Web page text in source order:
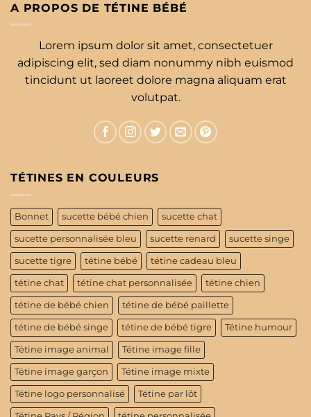
A PROPOS DE TÉTINE BÉBÉ
Lorem ipsum dolor sit amet, consectetuer
adipiscing elit, sed diam nonummy nibh euismod
tincidunt ut laoreet dolore magna aliquam erat
volutpat.
TÉTINES EN COULEURS
Bonnet sucette bébé chien sucette chat
sucette personnalisée bleu sucette renard sucette singe
sucette tigre tétine bébé tétine cadeau bleu
tétine chat tétine chat personnalisée tétine chien
tétine de bébé chien tétine de bébé paillette
tétine de bébé singe tétine de bébé tigre Tétine humour
Tétine image animal Tétine image fille
Tétine image garçon Tétine image mixte
Tétine logo personnalisé Tétine par lôt